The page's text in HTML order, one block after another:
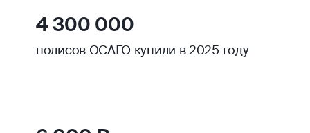
4 300 000
полисов ОСАГО купили в 2025 году